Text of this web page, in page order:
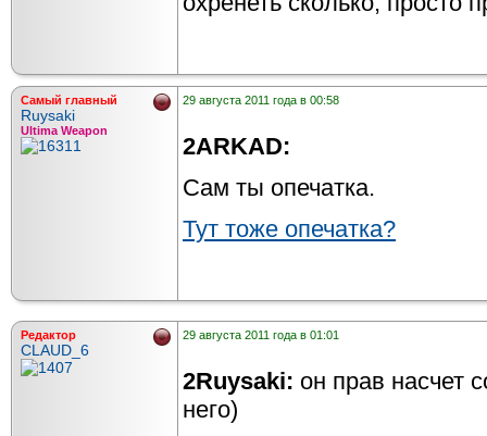
Самый главный
Ruysaki
Ultima Weapon
29 августа 2011 года в 00:58
2ARKAD:
Сам ты опечатка.
Тут тоже опечатка?
Редактор
CLAUD_6
29 августа 2011 года в 01:01
2Ruysaki: он прав насчет
него)